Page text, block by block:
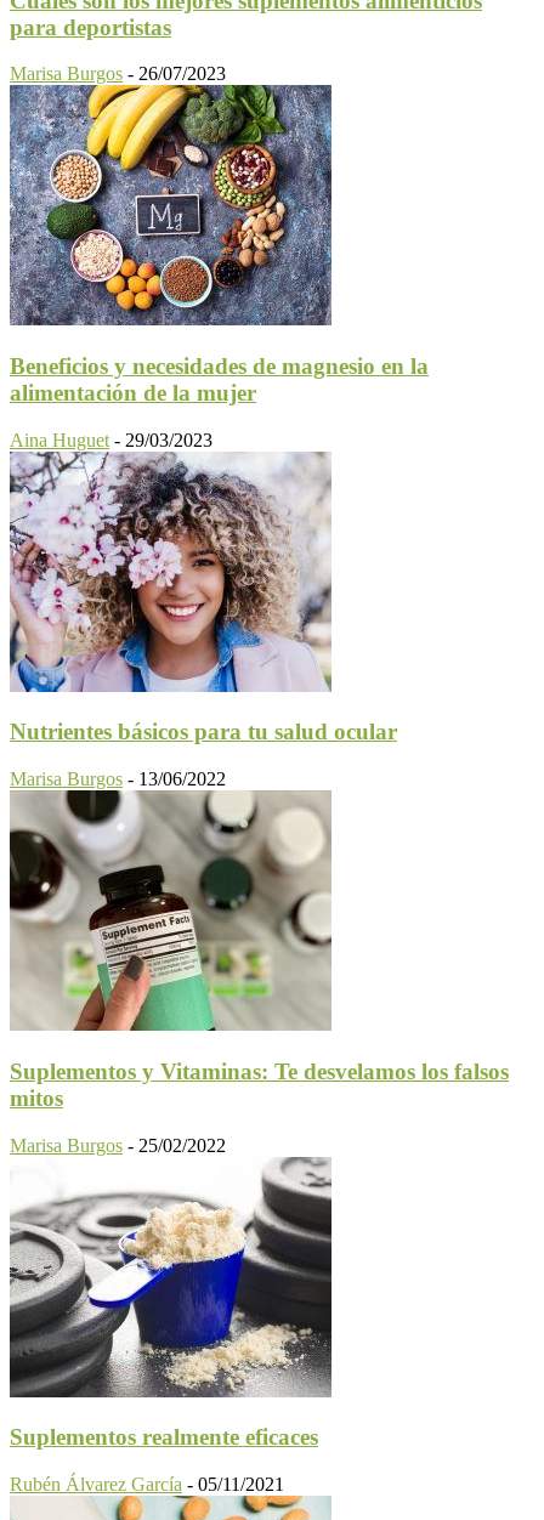
para deportistas
Marisa Burgos - 26/07/2023
Beneficios y necesidades de magnesio en la
alimentación de la mujer
Aina Huguet - 29/03/2023
Nutrientes básicos para tu salud ocular
Marisa Burgos - 13/06/2022
Suplementos y Vitaminas: Te desvelamos los falsos
mitos
Marisa Burgos - 25/02/2022
Suplementos realmente eficaces
Rubén Álvarez García - 05/11/2021